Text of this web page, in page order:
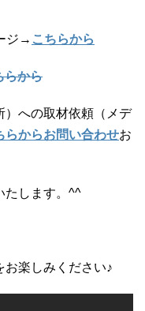
ジ→ こちらから
らから
）への取材依頼（メデ
らからお問い合わせお
たします。^^
楽しみください♪